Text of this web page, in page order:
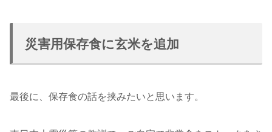
災害用保存食に玄米を追加
最後に、保存食の話を挟みたいと思います。